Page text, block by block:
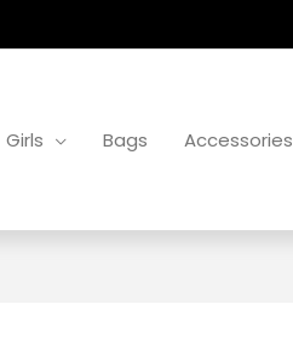
Girls Bags Accessories